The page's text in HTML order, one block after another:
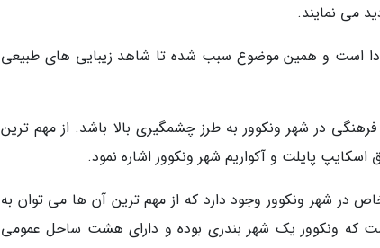
می نمایند.
است و همین موضوع سبب شده تا شاهد زیبایی های طبیعی
در شهر ونکوور به طرز چشمگیری بالا باشد. از مهم ترین
پایلت و آکواریم شهر ونکوور اشاره نمود.
در شهر ونکوور وجود دارد که از مهم ترین آن ها می توان به
که ونکوور یک شهر بندری بوده و دارای هشت ساحل عمومی